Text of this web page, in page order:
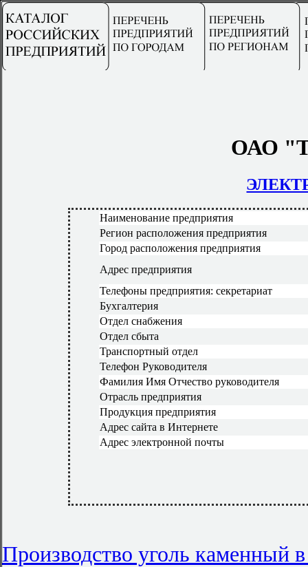
ОАО
Наименование предприятия
Регион расположения предприятия
Город расположения предприятия
Адрес предприятия
Телефоны предприятия: секретариат
Бухгалтерия
Отдел снабжения
Отдел сбыта
Транспортный отдел
Телефон Руководителя
Фамилия Имя Отчество руководителя
Отрасль предприятия
Продукция предприятия
Адрес сайта в Интернете
Адрес электронной почты
Производство уголь каменный